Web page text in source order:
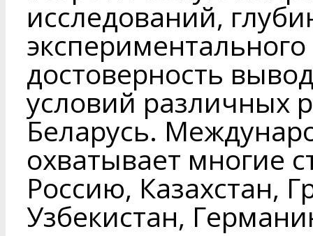
исследований,
достоверность
условий различных
Беларусь.
охватывает многие
Россию, Казахстан,
Узбекистан,